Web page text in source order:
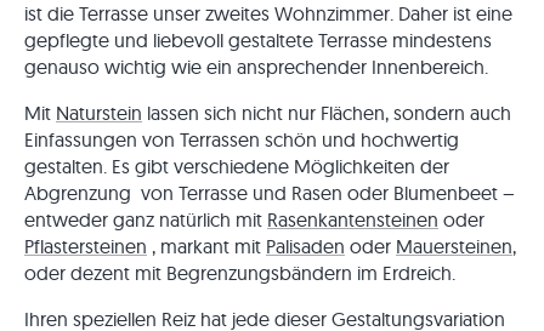
ist die Terrasse unser zweites Wohnzimmer. Daher ist eine
gepflegte und liebevoll gestaltete Terrasse mindestens
genauso wichtig wie ein ansprechender Innenbereich.
Mit Naturstein lassen sich nicht nur Flächen, sondern auch
Einfassungen von Terrassen schön und hochwertig
gestalten. Es gibt verschiedene Möglichkeiten der
Abgrenzung von Terrasse und Rasen oder Blumenbeet –
entweder ganz natürlich mit Rasenkantensteinen oder
Pflastersteinen , markant mit Palisaden oder Mauersteinen,
oder dezent mit Begrenzungsbändern im Erdreich.
Ihren speziellen Reiz hat jede dieser Gestaltungsvariation